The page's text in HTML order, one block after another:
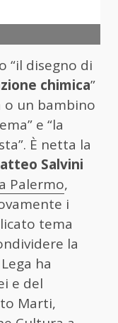
“il disegno di
chimica”
o un bambino
e “la
È netta la
Salvini
Palermo,
i
tema
la
ha
e del
Marti,